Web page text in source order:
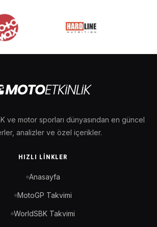
ve motor sporları dünyasından en güncel
analizler ve özel içerikler.
HIZLI LINKLER
Anasayfa
MotoGP Takvimi
WorldSBK Takvimi